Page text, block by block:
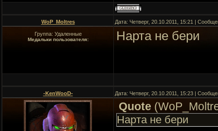
WoP_Moltres Дата: Четверг, 20.10.2011, 15:21 |
Группа: Удаленные
Медальки пользователя: Нарта не бери
-KenWooD- Дата: Четверг, 20.10.2011, 15:23 |
Quote (
Нарта не бери